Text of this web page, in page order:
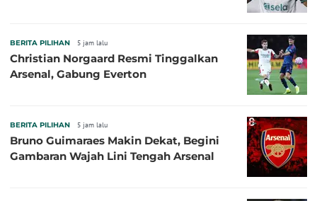
BERITA PILIHAN 5 jam lalu
Christian Norgaard Resmi Tinggalkan
Arsenal, Gabung Everton
BERITA PILIHAN 5 jam lalu
Bruno Guimaraes Makin Dekat, Begini
Gambaran Wajah Lini Tengah Arsenal